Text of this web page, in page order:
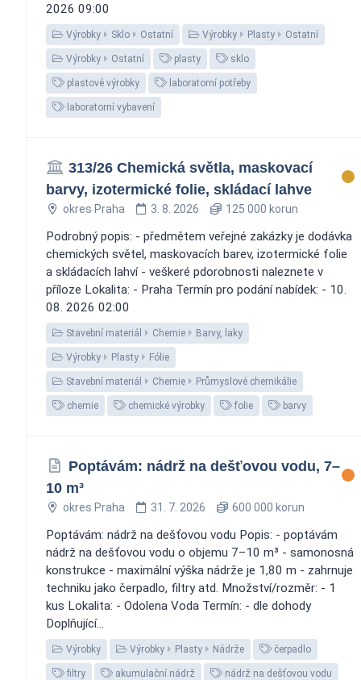
2026 09:00
Výrobky Sklo Ostatní Výrobky Plasty Ostatní
Výrobky Ostatní plasty sklo
plastové výrobky laboratorní potřeby
laboratorní vybavení
313/26 Chemická světla, maskovací
barvy, izotermické folie, skládací lahve
okres Praha 3. 8. 2026 125 000 korun
Podrobný popis: - předmětem veřejné zakázky je dodávka
chemických světel, maskovacích barev, izotermické folie
a skládacích lahví - veškeré pdorobnosti naleznete v
příloze Lokalita: - Praha Termín pro podání nabídek: - 10.
08. 2026 02:00
Stavební materiál Chemie Barvy, laky
Výrobky Plasty Fólie
Stavební materiál Chemie Průmyslové chemikálie
chemie chemické výrobky folie barvy
Poptávám: nádrž na dešťovou vodu, 7–
10 m³
okres Praha 31. 7. 2026 600 000 korun
Poptávám: nádrž na dešťovou vodu Popis: - poptávám
nádrž na dešťovou vodu o objemu 7–10 m³ - samonosná
konstrukce - maximální výška nádrže je 1,80 m - zahrnuje
techniku jako čerpadlo, filtry atd. Množství/rozměr: - 1
kus Lokalita: - Odolena Voda Termín: - dle dohody
Doplňující...
Výrobky Výrobky Plasty Nádrže čerpadlo
filtry akumulační nádrž nádrž na dešťovou vodu